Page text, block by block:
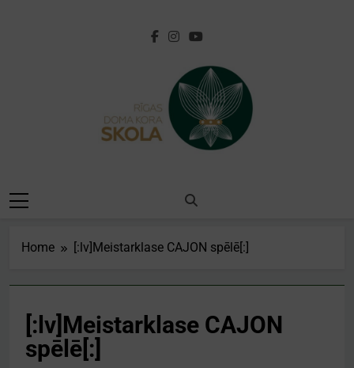
Kora
Skola[:en]Riga
Home [:lv]Meistarklase CAJON spēlē[:]
[:lv]Meistarklase CAJON
spēlē[:]